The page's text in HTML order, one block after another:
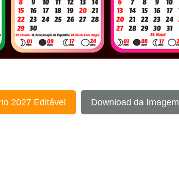
2027 Editável Download da Imagem